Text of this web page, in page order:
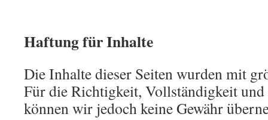
Haftung für Inhalte
Die Inhalte dieser Seiten wurden mit
Für die Richtigkeit, Vollständigkeit
können wir jedoch keine Gewähr